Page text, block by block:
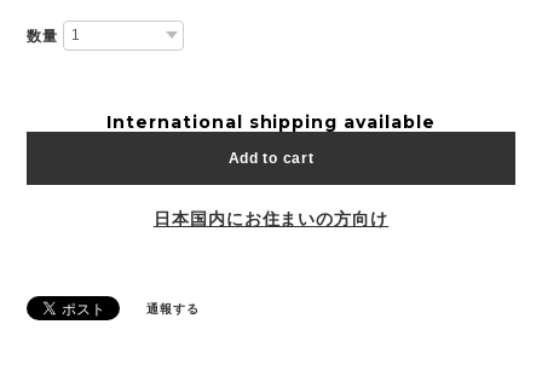
数量
International shipping available
Add to cart
日本国内にお住まいの方向け
通報する